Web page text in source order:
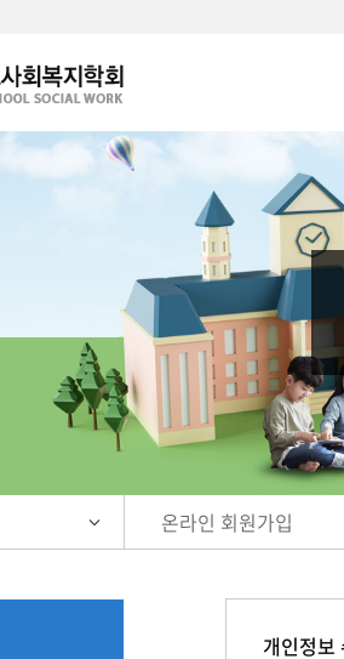
온라인 회원가입
개인정보